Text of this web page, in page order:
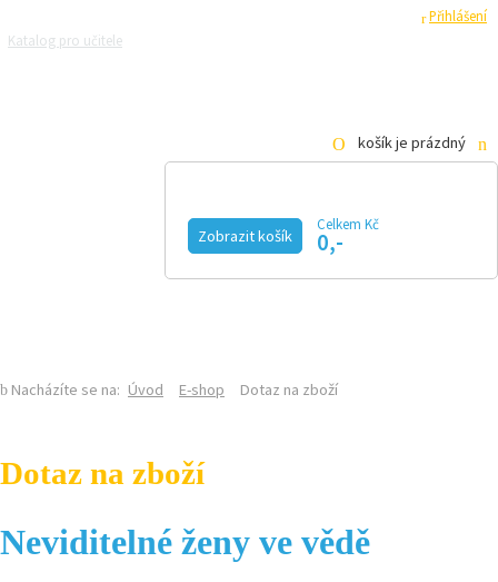
Přihlášení
Katalog pro učitele
košík je prázdný
Zobrazit košík
Celkem Kč
0,-
Nacházíte se na: Úvod E-shop Dotaz na zboží
Dotaz na zboží
Neviditelné ženy ve vědě